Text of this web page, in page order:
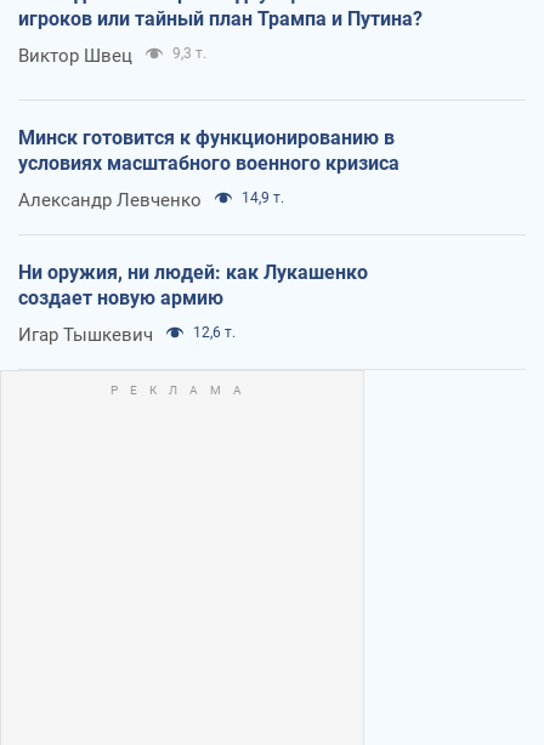
игроков или тайный план Трампа и Путина?
Виктор Швец 9,3 т.
Минск готовится к функционированию в
условиях масштабного военного кризиса
Александр Левченко 14,9 т.
Ни оружия, ни людей: как Лукашенко
создает новую армию
Игар Тышкевич 12,6 т.